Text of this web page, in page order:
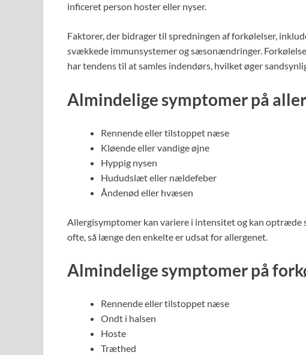
inficeret person hoster eller nyser.
Faktorer, der bidrager til spredningen af forkølelser,
svækkede immunsystemer og sæsonændringer.
har tendens til at samles indendørs, hvilket øger
Almindelige symptomer på
Rennende eller tilstoppet næse
Kløende eller vandige øjne
Hyppig nysen
Hududslæt eller nældefeber
Åndenød eller hvæsen
Allergisymptomer kan variere i intensitet og kan optræde
ofte, så længe den enkelte er udsat for allergenet.
Almindelige symptomer på
Rennende eller tilstoppet næse
Ondt i halsen
Hoste
Træthed